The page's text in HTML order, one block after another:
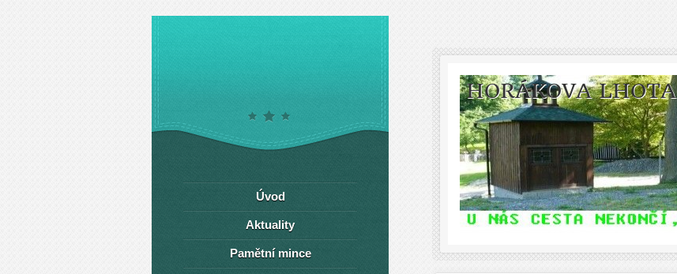
HORÁKOVA LHOTA
Úvod
Aktuality
Pamětní mince